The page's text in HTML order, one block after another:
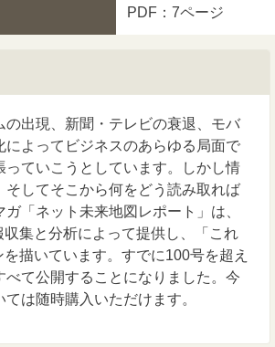
PDF：7ページ
出現、新聞・テレビの衰退、モバ
よってビジネスのあらゆる局面で
ていこうとしています。しかし情
してそこから何をどう読み取れば
「ネット未来地図レポート」は、
集と分析によって提供し、「これ
描いています。すでに100号を超え
て公開することになりました。今
は随時購入いただけます。